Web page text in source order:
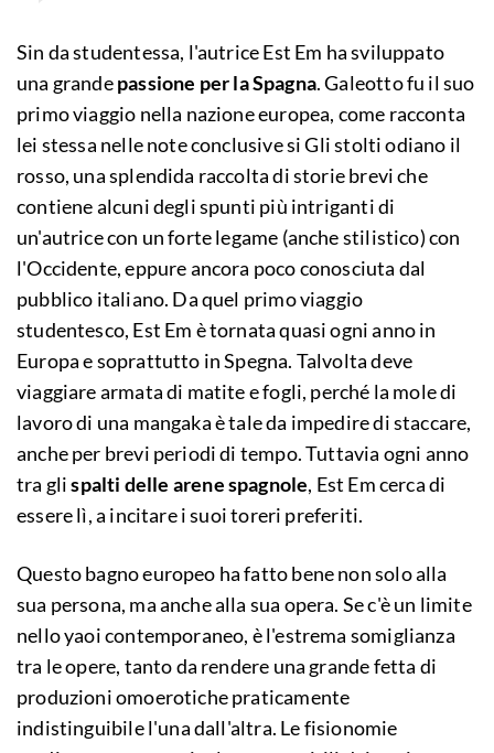
Sin da studentessa, l'autrice Est Em ha sviluppato
una grandepassione per la Spagna. Galeotto fu il suo
primo viaggio nella nazione europea, come racconta
lei stessa nelle note conclusive si Gli stolti odiano il
rosso, una splendida raccolta di storie brevi che
contiene alcuni degli spunti più intriganti di
un'autrice con un forte legame (anche stilistico) con
l'Occidente, eppure ancora poco conosciuta dal
pubblico italiano. Da quel primo viaggio
studentesco, Est Em è tornata quasi ogni anno in
Europa e soprattutto in Spegna. Talvolta deve
viaggiare armata di matite e fogli, perché la mole di
lavoro di una mangaka è tale da impedire di staccare,
anche per brevi periodi di tempo. Tuttavia ogni anno
tra glispalti delle arene spagnole, Est Em cerca di
essere lì, a incitare i suoi toreri preferiti.
Questo bagno europeo ha fatto bene non solo alla
sua persona, ma anche alla sua opera. Se c'è un limite
nello yaoi contemporaneo, è l'estrema somiglianza
tra le opere, tanto da rendere una grande fetta di
produzioni omoerotiche praticamente
indistinguibile l'una dall'altra. Le fisionomie